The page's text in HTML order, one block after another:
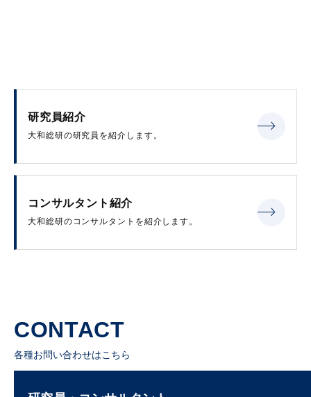
研究員紹介
大和総研の研究員を紹介します。
コンサルタント紹介
大和総研のコンサルタントを紹介します。
CONTACT
各種お問い合わせはこちら